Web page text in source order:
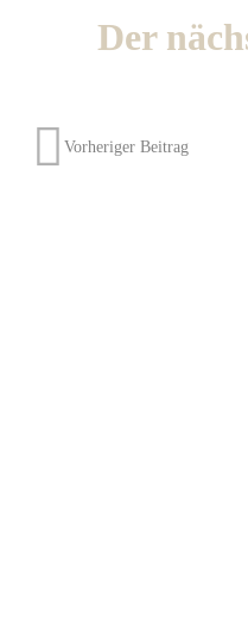
Der
Vorheriger Beitrag